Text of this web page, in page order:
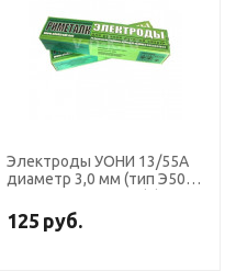
Электроды УОНИ 13/55А
диаметр 3,0 мм (тип Э50А,
5 кг, Риметалк)
125 руб.